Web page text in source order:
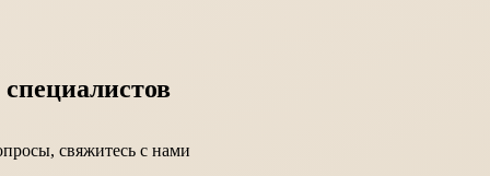
свяжитесь с нами